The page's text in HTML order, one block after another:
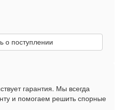
о поступлении
гарантия. Мы всегда
и помогаем решить спорные